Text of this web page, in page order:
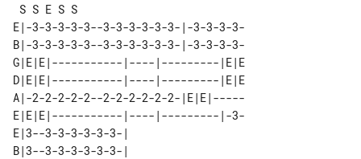
E|-3-3-3-3-3--3-3-3-3-3-3-|-3-3-3-3-
B|-3-3-3-3-3--3-3-3-3-3-3-|-3-3-3-3-
G|E|E|-----------|----|---------|E|E
D|E|E|-----------|----|---------|E|E
A|-2-2-2-2-2--2-2-2-2-2-2-|E|E|-----
E|E|E|-----------|----|---------|-3-
E|3--3-3-3-3-3-3-|
B|3--3-3-3-3-3-3-|